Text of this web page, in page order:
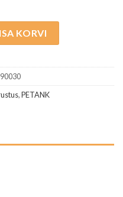
KORVI
90030
,PETANK